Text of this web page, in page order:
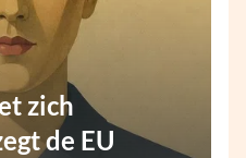
zich
de EU